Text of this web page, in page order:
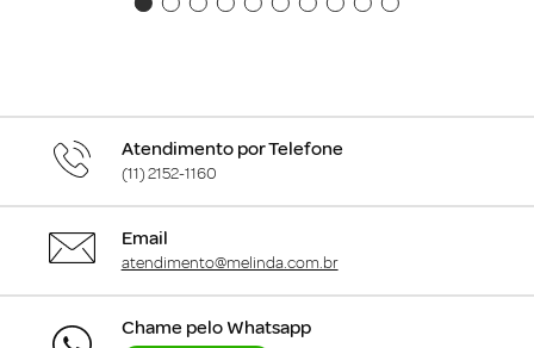
Atendimento por Telefone
(11) 2152-1160
Email
atendimento@melinda.com.br
Chame pelo Whatsapp